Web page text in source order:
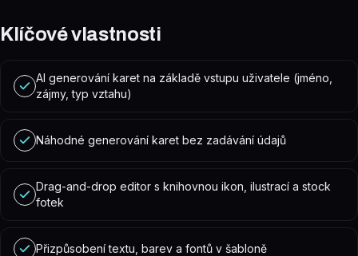
Klíčové vlastnosti
AI generování karet na základě vstupu uživatele (jméno,
zájmy, typ vztahu)
Náhodné generování karet bez zadávání údajů
Drag-and-drop editor s knihovnou ikon, ilustrací a stock
fotek
Přizpůsobení textu, barev a fontů v šabloně